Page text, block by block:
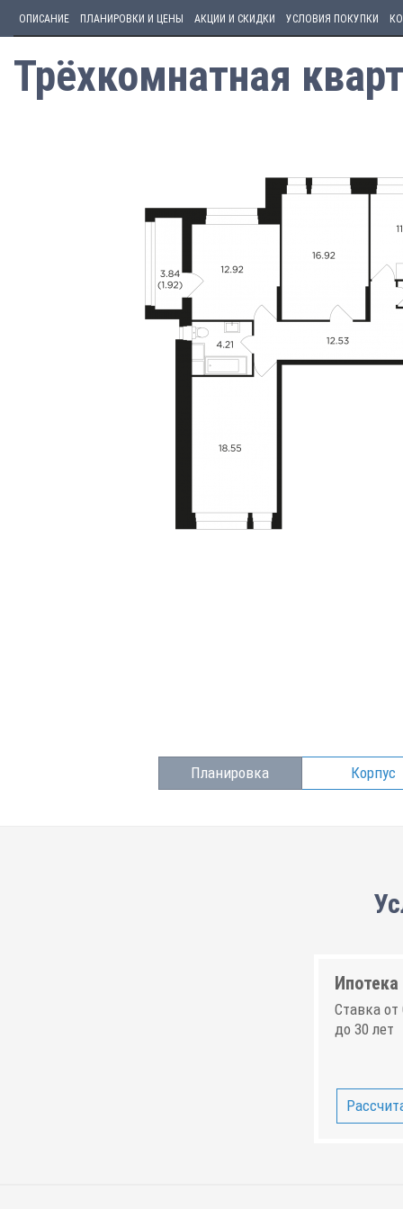
ОПИСАНИЕ ПЛАНИРОВКИ И ЦЕНЫ АКЦИИ И СКИДКИ УСЛОВИЯ ПОКУПКИ
Трёхкомнатная
Планировка Корпус
Ипотека
Ставка от
до 30 лет